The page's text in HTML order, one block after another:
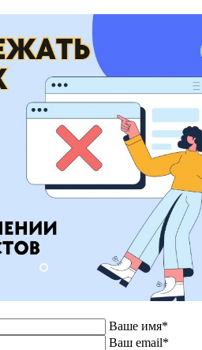
Ваше имя*
Ваш email*